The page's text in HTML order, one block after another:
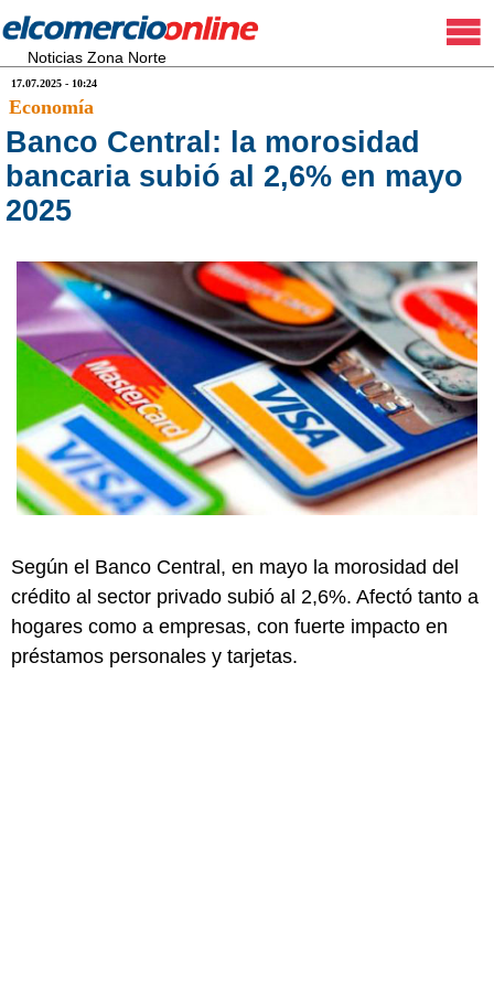
Noticias Zona Norte
17.07.2025 - 10:24
Economía
Banco Central: la morosidad
bancaria subió al 2,6% en mayo
2025
Según el Banco Central, en mayo la morosidad del
crédito al sector privado subió al 2,6%. Afectó tanto a
hogares como a empresas, con fuerte impacto en
préstamos personales y tarjetas.